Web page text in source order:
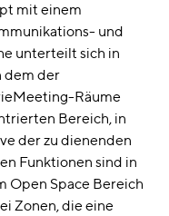
mit einem
und
unterteilt sich in
dem der
Räume
Bereich, in
der zu dienenden
Funktionen sind in
Open Space Bereich
Zonen, die eine